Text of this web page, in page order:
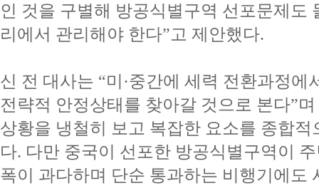
인 것을 구별해 방공식별구역 선포문제도
리에서 관리해야 한다”고 제안했다.
신 전 대사는 “미·중간에 세력 전환과정
전략적 안정상태를 찾아갈 것으로 본다”
상황을 냉철히 보고 복잡한 요소를 종합
다. 다만 중국이 선포한 방공식별구역이
폭이 과다하며 단순 통과하는 비행기에도